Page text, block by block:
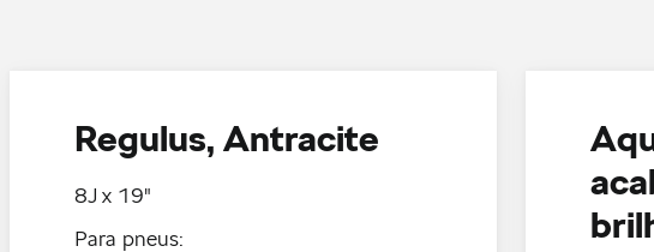
Regulus, Antracite
8J x 19"
Para pneus: